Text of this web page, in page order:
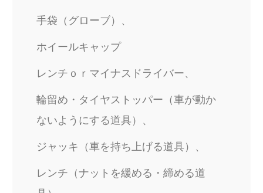
手袋（グローブ）、
ホイールキャップ
レンチｏｒマイナスドライバー、
輪留め・タイヤストッパー（車が動か
ないようにする道具）、
ジャッキ（車を持ち上げる道具）、
レンチ（ナットを緩める・締める道